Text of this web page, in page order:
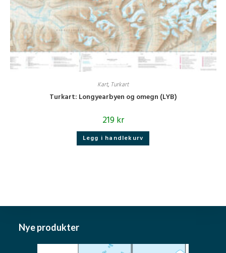
Kart, Turkart
Turkart: Longyearbyen og omegn (LYB)
219kr
Legg i handlekurv
Nye produkter